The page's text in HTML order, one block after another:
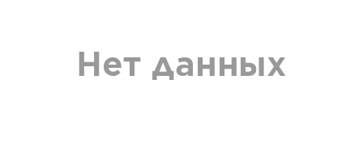
Нет данных